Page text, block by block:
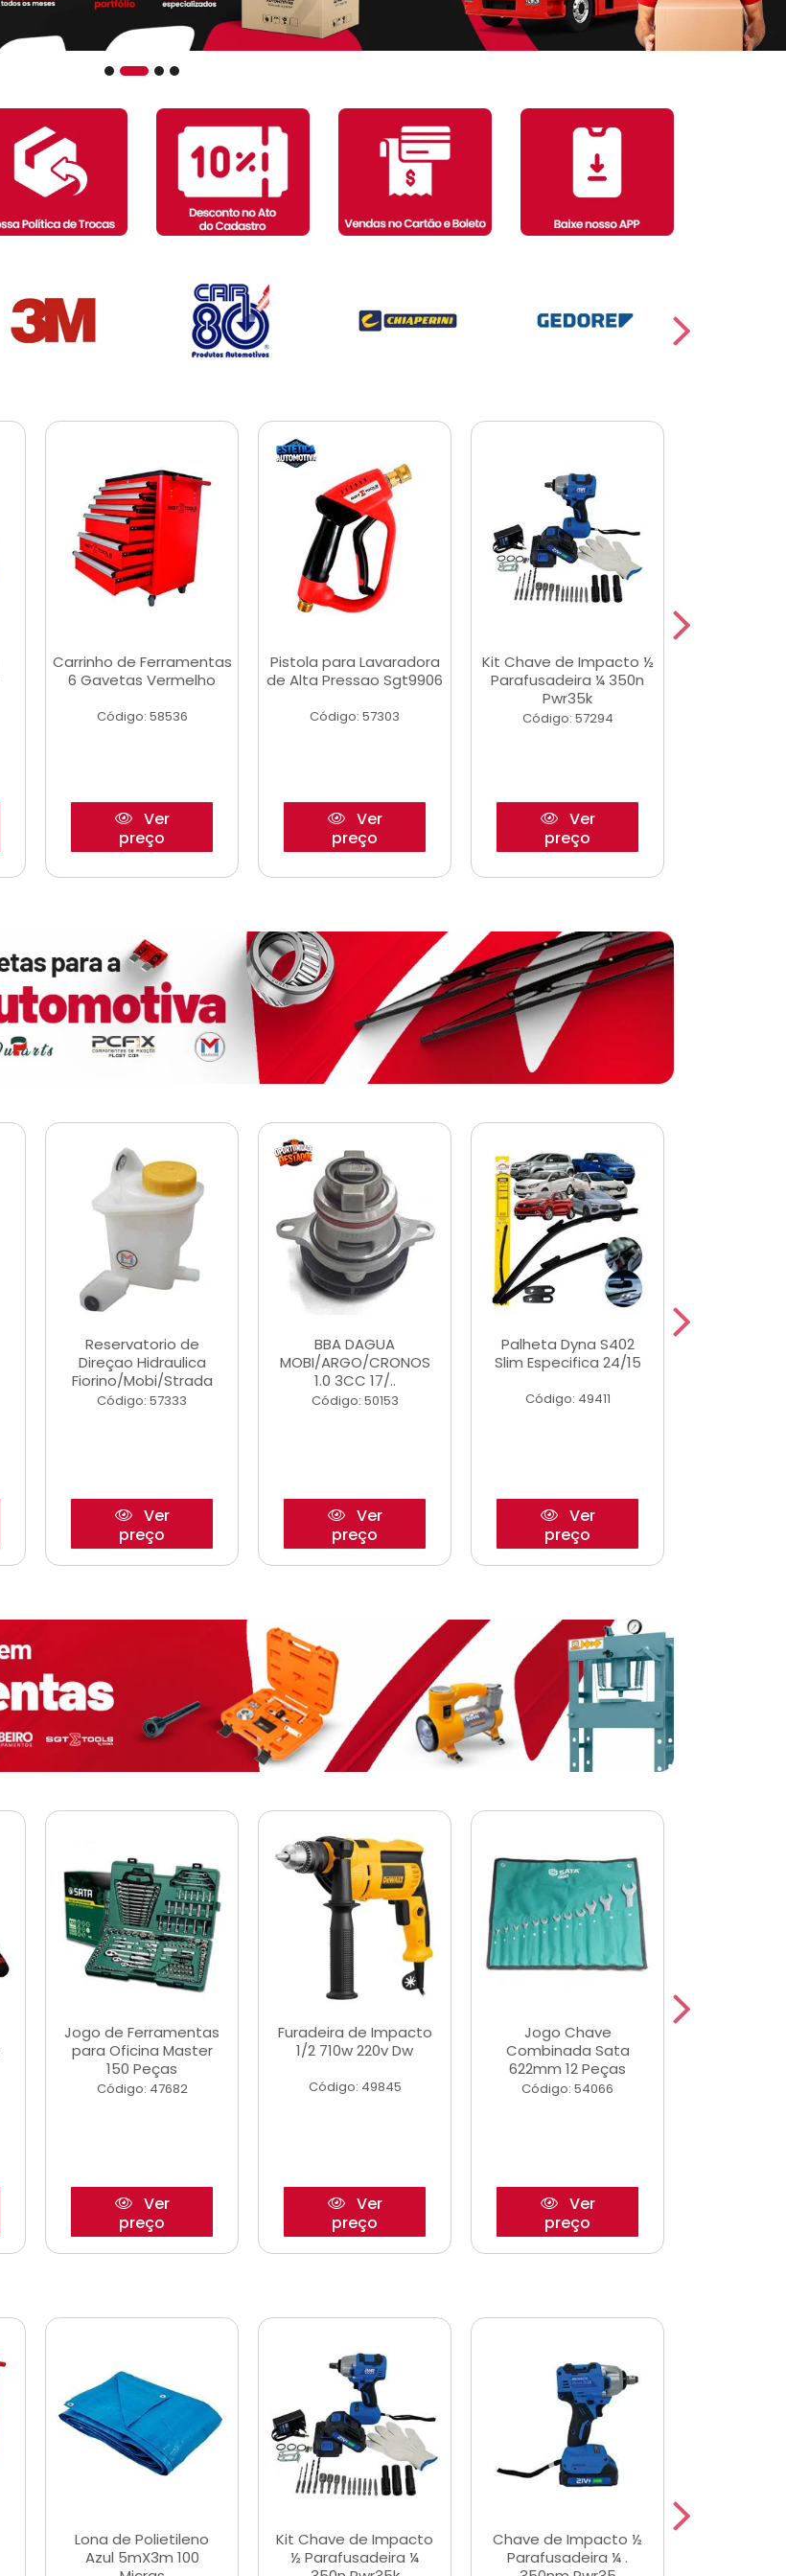
Carrinho de Ferramentas
6 Gavetas Vermelho
Código: 58536
Ver
preço
Pistola para Lavaradora
de Alta Pressao Sgt9906
Código: 57303
Ver
preço
Kit Chave de Impacto ½
Parafusadeira ¼ 350n
Pwr35k
Código: 57294
Ver
preço
Reservatorio de
Direçao Hidraulica
Fiorino/Mobi/Strada
Código: 57333
Ver
preço
BBA DAGUA
MOBI/ARGO/CRONOS
1.0 3CC 17/..
Código: 50153
Ver
preço
Palheta Dyna S402
Slim Especifica 24/15
Código: 49411
Ver
preço
Jogo de Ferramentas
para Oficina Master
150 Peças
Código: 47682
Ver
preço
Furadeira de Impacto
1/2 710w 220v Dw
Código: 49845
Ver
preço
Jogo Chave
Combinada Sata
622mm 12 Peças
Código: 54066
Ver
preço
Lona de Polietileno
Azul 5mX3m 100
Kit Chave de Impacto
½ Parafusadeira ¼
Chave de Impacto ½
Parafusadeira ¼ .